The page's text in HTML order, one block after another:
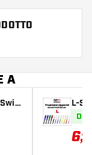
A
L-
6,88